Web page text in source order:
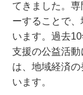
てきました。
ーすることで
います。過去
支援の公益活
は、地域経済
います。